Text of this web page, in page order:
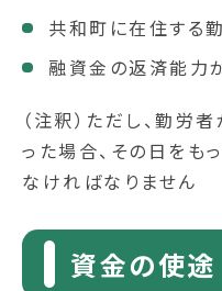
共和町に在住する
融資金の返済能力
（注釈）ただし、勤労
った場合、その日をも
なければなりません
資金の使途